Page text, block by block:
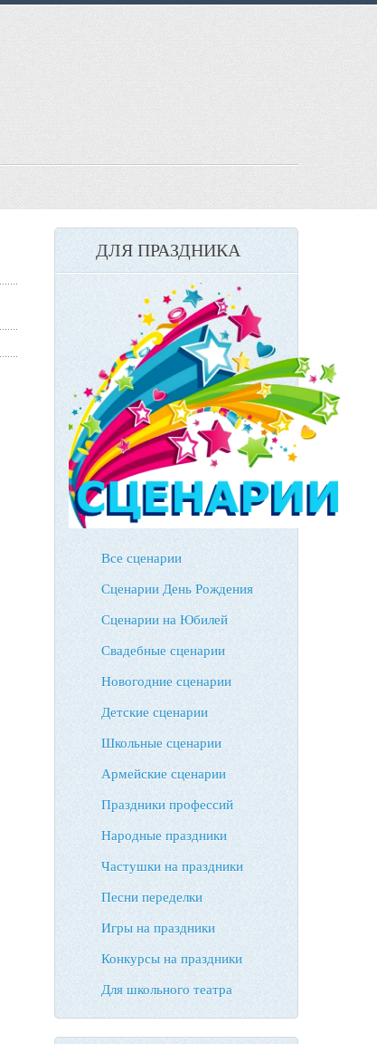
ДЛЯ ПРАЗДНИКА
Все сценарии
Сценарии День Рождения
Сценарии на Юбилей
Свадебные сценарии
Новогодние сценарии
Детские сценарии
Школьные сценарии
Армейские сценарии
Праздники профессий
Народные праздники
Частушки на праздники
Песни переделки
Игры на праздники
Конкурсы на праздники
Для школьного театра